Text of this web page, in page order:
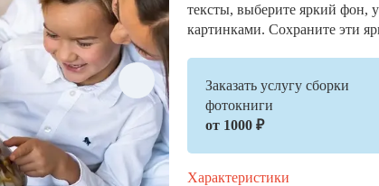
тексты, выберите яркий фон,
картинками. Сохраните эти
Заказать услугу сборки
фотокниги
от 1000 ₽
Характеристики